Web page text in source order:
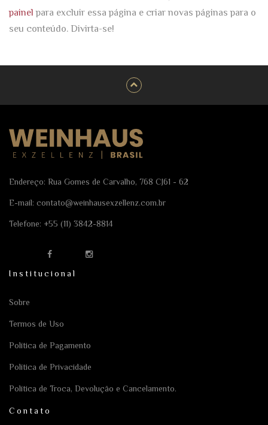
painel para excluir essa página e criar novas páginas para o
seu conteúdo. Divirta-se!
Endereço: Rua Gomes de Carvalho, 768 CJ61 - 62
E-mail: contato@weinhausexzellenz.com.br
Telefone: +55 (11) 3842-8814
Institucional
Sobre
Termos de Uso
Política de Pagamento
Política de Privacidade
Política de Troca, Devolução e Cancelamento.
Contato